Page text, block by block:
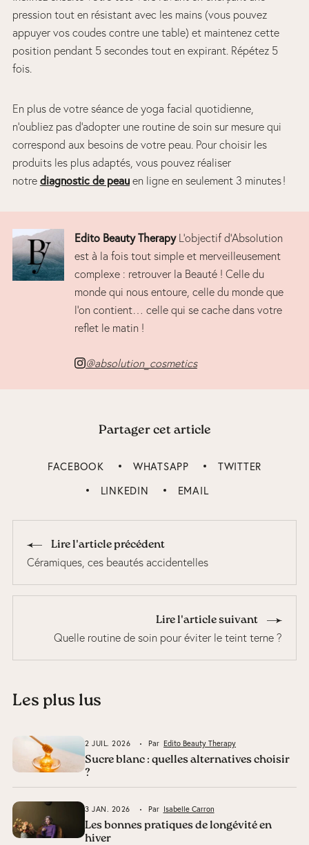
pression tout en résistant avec les mains (vous pouvez
appuyer vos coudes contre une table) et maintenez cette
position pendant 5 secondes tout en expirant. Répétez 5
fois.
En plus de votre séance de yoga facial quotidienne,
n’oubliez pas d’adopter une routine de soin sur mesure qui
correspond aux besoins de votre peau. Pour choisir les
produits les plus adaptés, vous pouvez réaliser
notre diagnostic de peauen ligne en seulement 3 minutes !
Edito Beauty Therapy L’objectif d’Absolution
est à la fois tout simple et merveilleusement
complexe : retrouver la Beauté ! Celle du
monde qui nous entoure, celle du monde que
l’on contient… celle qui se cache dans votre
reflet le matin !
@absolution_cosmetics
Partager cet article
FACEBOOK WHATSAPP
TWITTER
LINKEDIN
EMAIL
Lire l'article précédent
Céramiques, ces beautés accidentelles
Lire l'article suivant
Quelle routine de soin pour éviter le teint terne ?
Les plus lus
2 JUIL. 2026 Par Edito Beauty Therapy
Sucre blanc : quelles alternatives choisir
?
3 JAN. 2026 Par Isabelle Carron
Les bonnes pratiques de longévité en
hiver